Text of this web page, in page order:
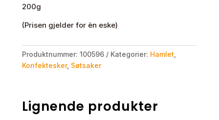
200g
(Prisen gjelder for èn eske)
Produktnummer: 100596 Kategorier: Hamlet
Konfektesker, Søtsaker
Lignende produkter